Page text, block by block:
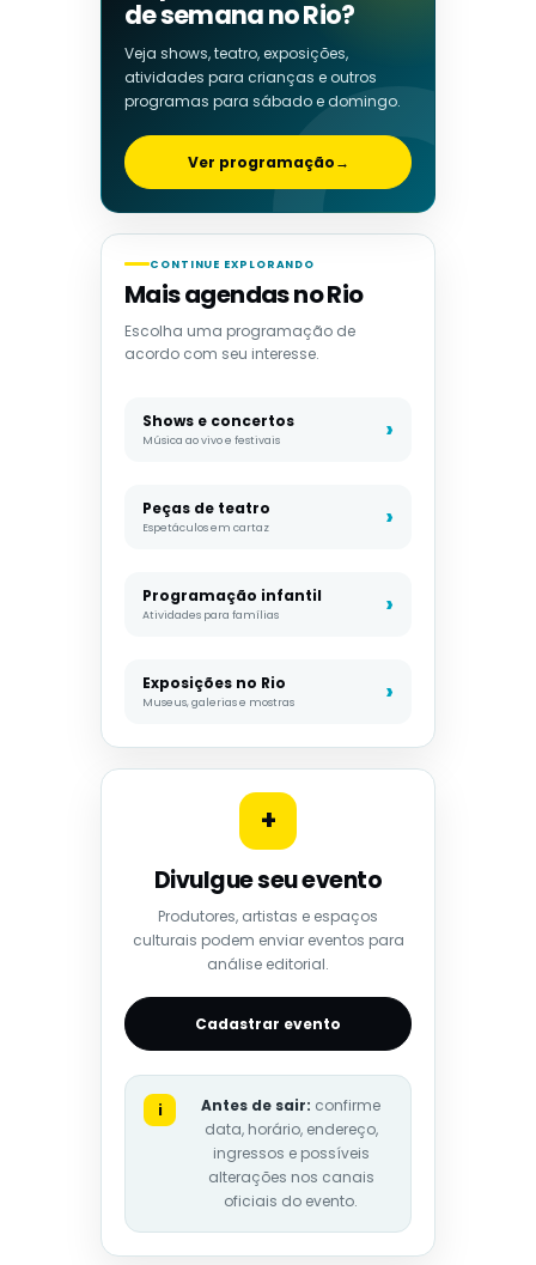
de semana no Rio?
Veja shows, teatro, exposições,
atividades para crianças e outros
programas para sábado e domingo.
Ver programação→
CONTINUE EXPLORANDO
Mais agendas no Rio
Escolha uma programação de
acordo com seu interesse.
Shows e concertos
Música ao vivo e festivais
Peças de teatro
Espetáculos em cartaz
Programação infantil
Atividades para famílias
Exposições no Rio
Museus, galerias e mostras
+
Divulgue seu evento
Produtores, artistas e espaços
culturais podem enviar eventos para
análise editorial.
Cadastrar evento
i Antes de sair: confirme
data, horário, endereço,
ingressos e possíveis
alterações nos canais
oficiais do evento.